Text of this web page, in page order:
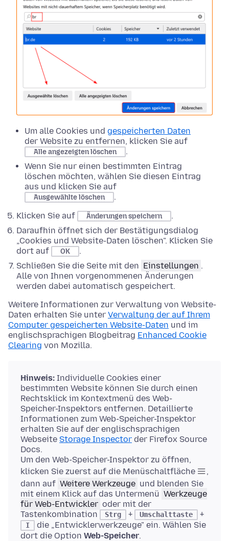
Um alle Cookies und gespeicherten Daten
der Website zu entfernen, klicken Sie auf
Alle angezeigten löschen
.
Wenn Sie nur einen bestimmten Eintrag
löschen möchten, wählen Sie diesen Eintrag
aus und klicken Sie auf
Ausgewählte löschen
.
Klicken Sie auf
Änderungen speichern
.
Daraufhin öffnet sich der Bestätigungsdialog
„Cookies und Website-Daten löschen". Klicken Sie
dort auf
OK
.
Schließen Sie die Seite mit den Einstellungen .
Alle von Ihnen vorgenommenen Änderungen
werden dabei automatisch gespeichert.
Weitere Informationen zur Verwaltung von Website-
Daten erhalten Sie unter Verwaltung der auf Ihrem
Computer gespeicherten Website-Daten und im
englischsprachigen Blogbeitrag Enhanced Cookie
Clearing von Mozilla.
Hinweis: Individuelle Cookies einer
bestimmten Website können Sie durch einen
Rechtsklick im Kontextmenü des Web-
Speicher-Inspektors entfernen. Detaillierte
Informationen zum Web-Speicher-Inspektor
erhalten Sie auf der englischsprachigen
Webseite Storage Inspector der Firefox Source
Docs.
Um den Web-Speicher-Inspektor zu öffnen,
klicken Sie zuerst auf die Menüschaltfläche
,
dann auf Weitere Werkzeuge und blenden Sie
mit einem Klick auf das Untermenü Werkzeuge
für Web-Entwickler oder mit der
Tastenkombination
Strg + Umschalttaste +
I
die „Entwicklerwerkzeuge" ein. Wählen Sie
dort die Option Web-Speicher.